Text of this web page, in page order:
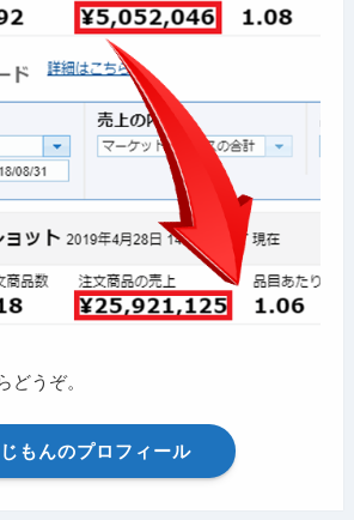
どうぞ。
もんのプロフィール